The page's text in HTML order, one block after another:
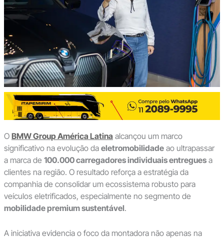
O BMW Group América Latina alcançou um marco
significativo na evolução da eletromobilidadeao ultrapassar
a marca de 100.000 carregadores individuais entreguesa
clientes na região. O resultado reforça a estratégia da
companhia de consolidar um ecossistema robusto para
veículos eletrificados, especialmente no segmento de
mobilidade premium sustentável.
A iniciativa evidencia o foco da montadora não apenas na